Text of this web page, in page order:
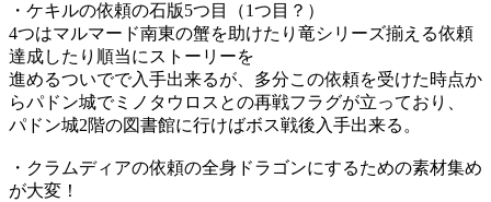
・ケキルの依頼の石版5つ目（1つ目？）
4つはマルマード南東の蟹を助けたり竜シリーズ揃える依頼
達成したり順当にストーリーを
進めるついでで入手出来るが、多分この依頼を受けた時点か
らパドン城でミノタウロスとの再戦フラグが立っており、
パドン城2階の図書館に行けばボス戦後入手出来る。
・クラムディアの依頼の全身ドラゴンにするための素材集め
が大変！